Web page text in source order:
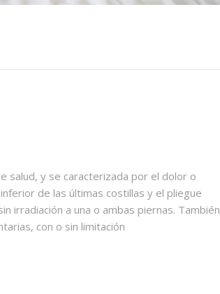
salud, y se caracterizada por el dolor o
de las últimas costillas y el pliegue
irradiación a una o ambas piernas. También
con o sin limitación